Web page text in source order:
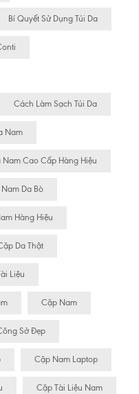
Bí Quyết Sử Dụng Túi Da
Cách Làm Sạch Túi Da
Nam
Nam Cao Cấp Hàng Hiệu
Da Bò
Hàng Hiệu
Da Thật
Liệu
Cặp Nam
Sở Đẹp
Cặp Nam Laptop
Cặp Tài Liệu Nam